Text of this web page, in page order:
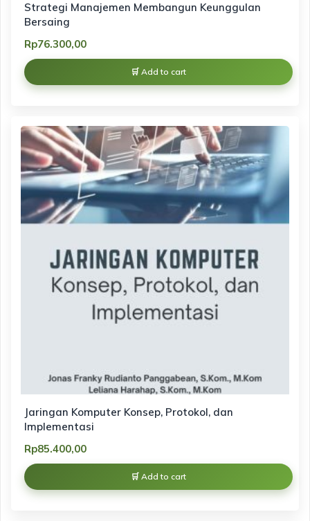
Strategi Manajemen Membangun Keunggulan
Bersaing
Rp76.300,00
Add to cart
Jaringan Komputer Konsep, Protokol, dan
Implementasi
Rp85.400,00
Add to cart